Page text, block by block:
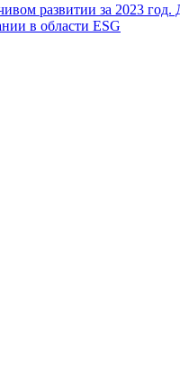
развитии за 2023
в области ESG